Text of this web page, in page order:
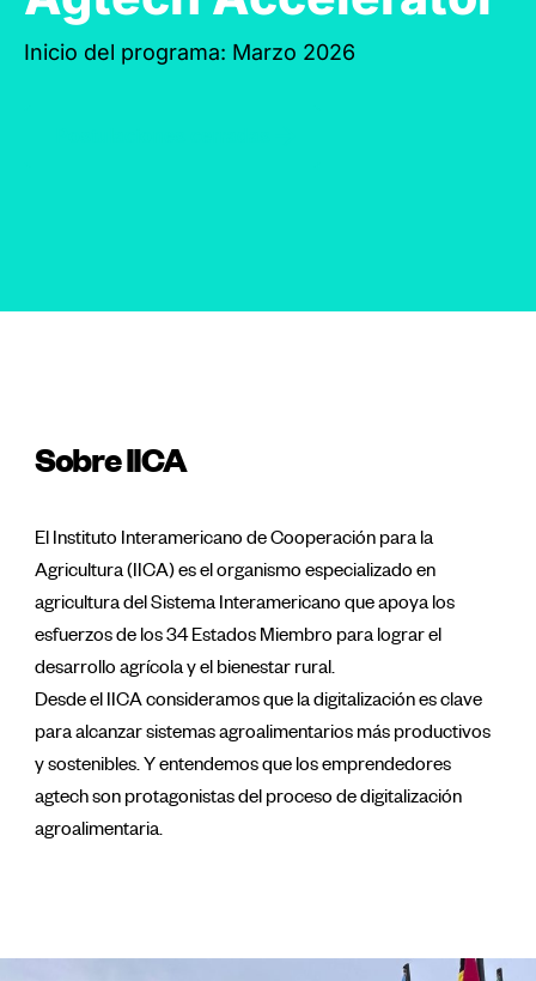
Inicio del programa: Marzo 2026
Sobre IICA
El Instituto Interamericano de Cooperación para la
Agricultura (IICA) es el organismo especializado en
agricultura del Sistema Interamericano que apoya los
esfuerzos de los 34 Estados Miembro para lograr el
desarrollo agrícola y el bienestar rural.
Desde el IICA consideramos que la digitalización es clave
para alcanzar sistemas agroalimentarios más productivos
y sostenibles. Y entendemos que los emprendedores
agtech son protagonistas del proceso de digitalización
agroalimentaria.